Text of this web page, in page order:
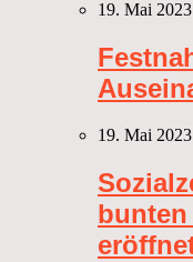
19. Mai 2023
19. Mai 2023
bunten